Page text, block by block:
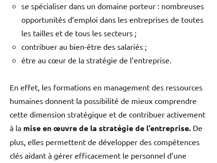
se spécialiser dans un domaine porteur : nombreuses
opportunités d’emploi dans les entreprises de toutes
les tailles et de tous les secteurs ;
contribuer au bien-être des salariés ;
être au cœur de la stratégie de l’entreprise.
En effet, les formations en management des ressources
humaines donnent la possibilité de mieux comprendre
cette dimension stratégique et de contribuer activement
à la mise en œuvre de la stratégie de l’entreprise. De
plus, elles permettent de développer des compétences
clés aidant à gérer efficacement le personnel d’une